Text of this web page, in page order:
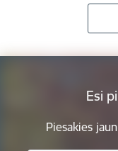
Esi
Piesakies